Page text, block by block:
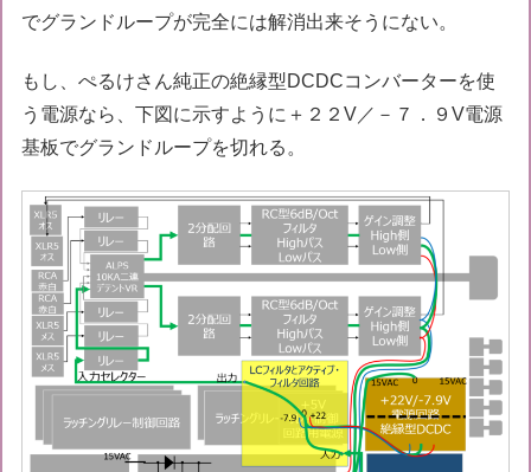
でグランドループが完全には解消出来そうにない。
もし、ぺるけさん純正の絶縁型DCDCコンバーターを使
う電源なら、下図に示すように＋２２V／－７．９V電源
基板でグランドループを切れる。